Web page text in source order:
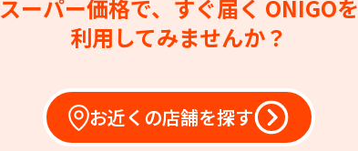
スーパー価格で、すぐ届く ONIGOを
利用してみませんか？
お近くの店舗を探す